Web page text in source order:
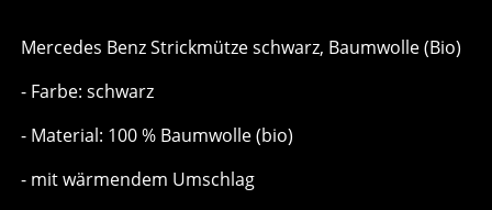
Mercedes Benz Strickmütze schwarz, Baumwolle (Bio)
- Farbe: schwarz
- Material: 100 % Baumwolle (bio)
- mit wärmendem Umschlag